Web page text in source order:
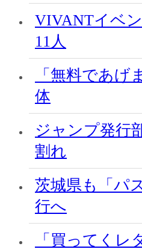
VIVANTイベ
11人
「無料であげ
体
ジャンプ発行
割れ
茨城県も「パ
行へ
「買ってくレ